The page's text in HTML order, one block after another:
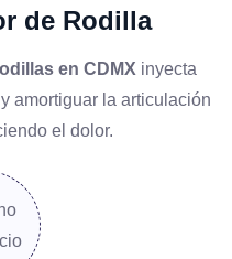
de Rodilla
en CDMX inyecta
amortiguar la articulación
el dolor.